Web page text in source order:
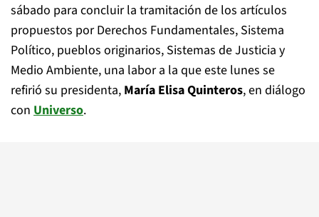
sábado para concluir la tramitación de los artículos
propuestos por Derechos Fundamentales, Sistema
Político, pueblos originarios, Sistemas de Justicia y
Medio Ambiente, una labor a la que este lunes se
refirió su presidenta, María Elisa Quinteros, en diálogo
con Universo.